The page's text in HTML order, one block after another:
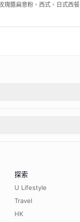
瑰醬扁意粉、西式、日式西餐
探索
U Lifestyle
Travel
HK